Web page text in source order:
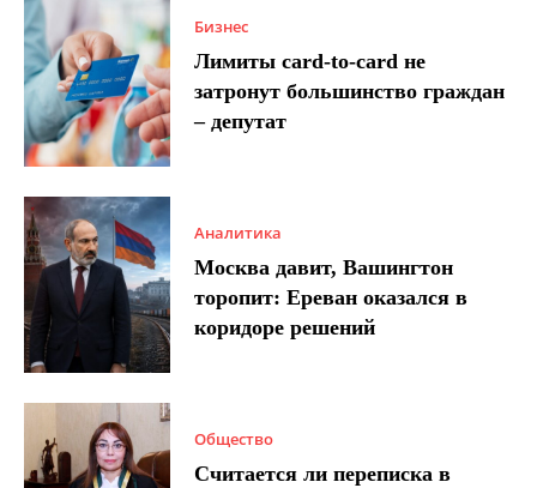
Бизнес
Лимиты card-to-card не
затронут большинство граждан
– депутат
Аналитика
Москва давит, Вашингтон
торопит: Ереван оказался в
коридоре решений
Общество
Считается ли переписка в